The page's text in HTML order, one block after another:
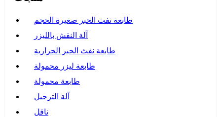
طابعة نفث الحبر صغيرة الحجم
آلة النقش بالليزر
طابعة نفث الحبر الحرارية
طابعة ليزر محمولة
طابعة محمولة
آلة الترحيل
ناقل